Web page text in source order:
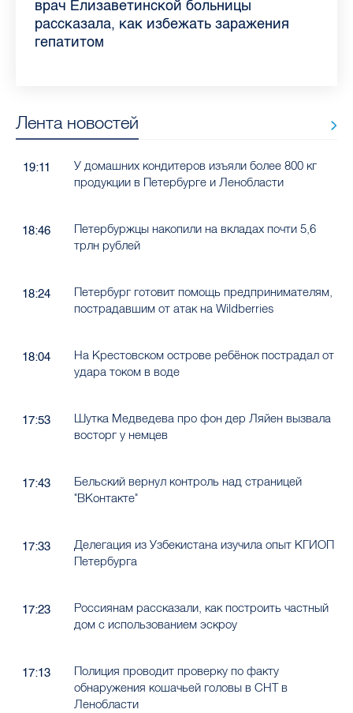
самых цитируемых СМИ Петербурга и
Ленобласти во II квартале 2026 года
врач Елизаветинской больницы
рассказала, как избежать заражения
гепатитом
педиатра для родителей
где самый высокий и самый низкий
конкурс
воспаления ахиллова сухожилия летом
рассказала о возможностях для
работающих родителей
Елизаветинской больницы ответила на
главные вопросы о заболевании
какие напитки можно приготовить дома
в жару
Лента новостей
19:11
У домашних кондитеров изъяли более 800 кг
продукции в Петербурге и Ленобласти
18:46
Петербуржцы накопили на вкладах почти 5,6
трлн рублей
18:24
Петербург готовит помощь предпринимателям,
пострадавшим от атак на Wildberries
18:04
На Крестовском острове ребёнок пострадал от
удара током в воде
17:53
Шутка Медведева про фон дер Ляйен вызвала
восторг у немцев
17:43
Бельский вернул контроль над страницей
"ВКонтакте"
17:33
Делегация из Узбекистана изучила опыт КГИОП
Петербурга
17:23
Россиянам рассказали, как построить частный
дом с использованием эскроу
17:13
Полиция проводит проверку по факту
обнаружения кошачьей головы в СНТ в
Ленобласти